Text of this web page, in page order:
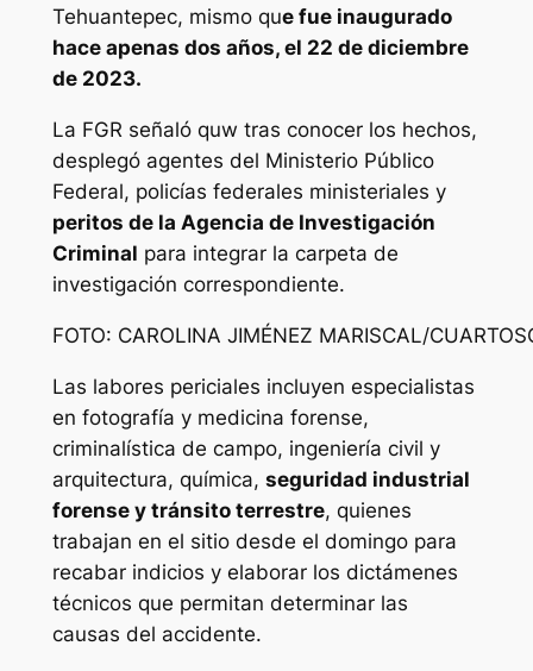
Tehuantepec, mismo que fue inaugurado
hace apenas dos años, el 22 de diciembre
de 2023.
La FGR señaló quw tras conocer los hechos,
desplegó agentes del Ministerio Público
Federal, policías federales ministeriales y
peritos de la Agencia de Investigación
Criminal para integrar la carpeta de
investigación correspondiente.
FOTO: CAROLINA JIMÉNEZ MARISCAL/
Las labores periciales incluyen especialistas
en fotografía y medicina forense,
criminalística de campo, ingeniería civil y
arquitectura, química, seguridad industrial
forense y tránsito terrestre, quienes
trabajan en el sitio desde el domingo para
recabar indicios y elaborar los dictámenes
técnicos que permitan determinar las
causas del accidente.